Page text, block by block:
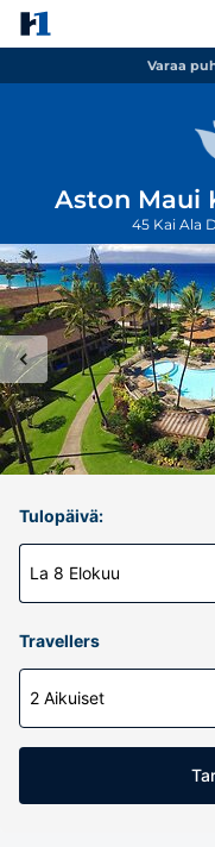
Varaa
Aston Maui
45 Kai Ala
Tulopäivä:
La 8 Elokuu
Travellers
2 Aikuiset